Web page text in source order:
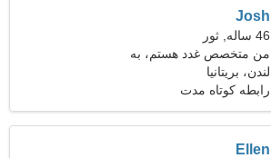
Josh
46 ساله, ثور
من متخصص غدد هستم، به
یک خانم رویایی نیاز دارم
لندن، بریتانیا
رابطه کوتاه مدت
Ellen